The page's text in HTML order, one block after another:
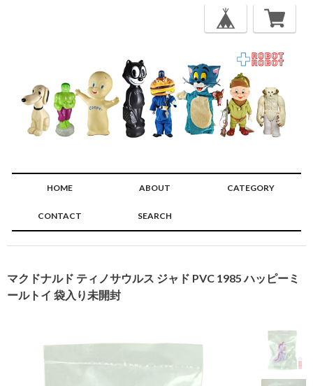
HOME ABOUT CATEGORY
CONTACT SEARCH
マクドナルド ティノサウルス ジャド PVC 1985 ハッピーミ
ールトイ 袋入り未開封